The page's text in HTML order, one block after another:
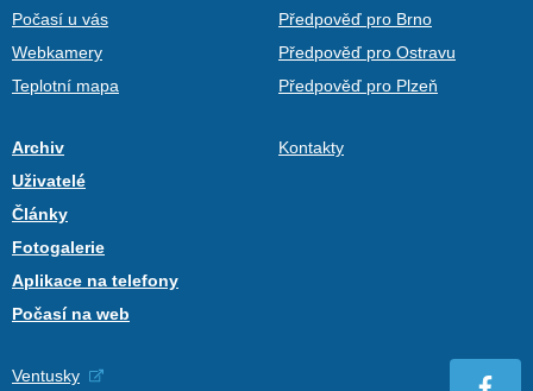
Počasí u vás
Webkamery
Teplotní mapa
Předpověď pro Brno
Předpověď pro Ostravu
Předpověď pro Plzeň
Archiv
Uživatelé
Články
Fotogalerie
Aplikace na telefony
Počasí na web
Kontakty
Ventusky